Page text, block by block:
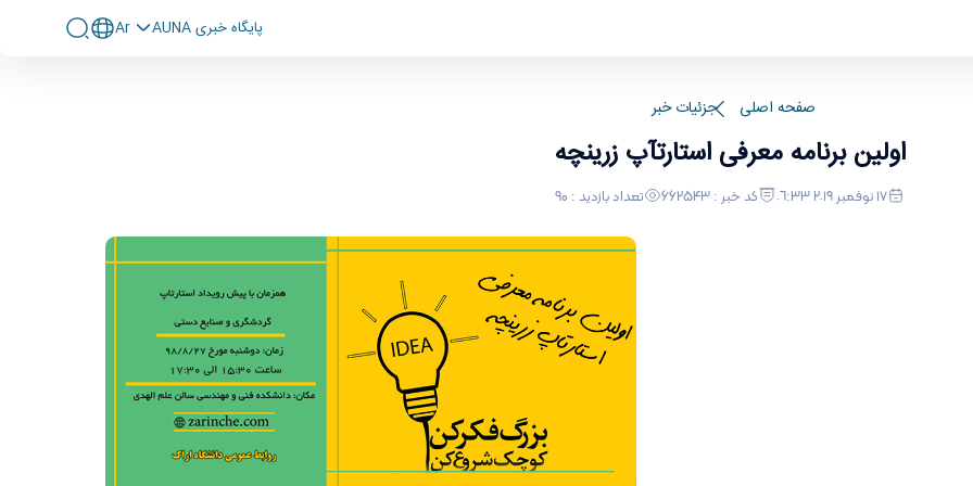
پايگاه خبری AUNA Ar
صفحه اصلی جزئیات خبر
اولین برنامه معرفی استارتآپ زرینچه
١٧ نوفمبر ٢٠١٩ ٠٦:٣٣ کد خبر : 662543 تعداد بازدید : 90